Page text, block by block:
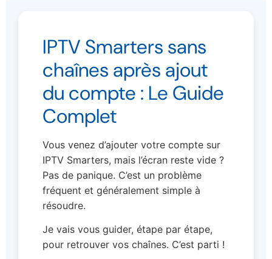
IPTV Smarters sans
chaînes après ajout
du compte : Le Guide
Complet
Vous venez d’ajouter votre compte sur
IPTV Smarters, mais l’écran reste vide ?
Pas de panique. C’est un problème
fréquent et généralement simple à
résoudre.
Je vais vous guider, étape par étape,
pour retrouver vos chaînes. C’est parti !